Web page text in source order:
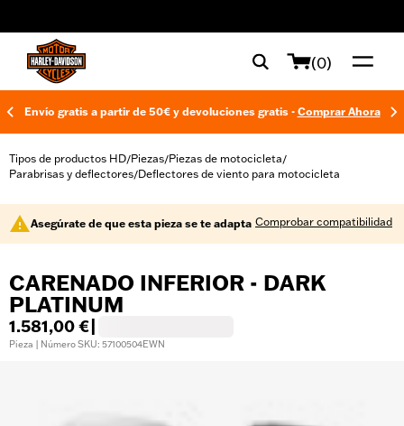
(0)
Envío gratis a partir de 50€ y devoluciones gratis - Comprar Ahora
Tipos de productos HD/Piezas/Piezas de motocicleta/
Parabrisas y deflectores/Deflectores de viento para motocicleta
Asegúrate de que esta pieza se te adapta Comprobar compatibilidad
CARENADO INFERIOR - DARK
PLATINUM
1.581,00 €
Pieza | Número SKU: 57100504EWN